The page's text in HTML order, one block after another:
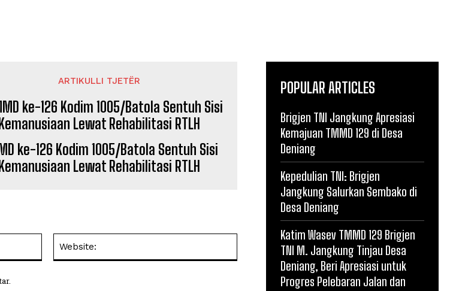
ARTIKULLI TJETËR
ke-126 Kodim 1005/Batola Sentuh Sisi
Kemanusiaan Lewat Rehabilitasi RTLH
POPULAR ARTICLES
Brigjen TNI Jangkung Apresiasi
Kemajuan TMMD 129 di Desa
Deniang
Kepedulian TNI: Brigjen
Jangkung Salurkan Sembako di
Desa Deniang
Katim Wasev TMMD 129 Brigjen
TNI M. Jangkung Tinjau Desa
Deniang, Beri Apresiasi untuk
Progres Pelebaran Jalan dan